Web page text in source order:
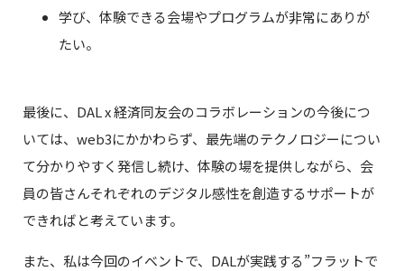
学び、体験できる会場やプログラムが非常にありが
たい。
最後に、DAL x 経済同友会のコラボレーションの今後につ
いては、web3にかかわらず、最先端のテクノロジーについ
て分かりやすく発信し続け、体験の場を提供しながら、会
員の皆さんそれぞれのデジタル感性を創造するサポートが
できればと考えています。
また、私は今回のイベントで、DALが実践する”フラットで